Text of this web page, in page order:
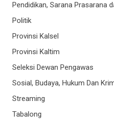
Pendidikan, Sarana Prasarana
Politik
Provinsi Kalsel
Provinsi Kaltim
Seleksi Dewan Pengawas
Sosial, Budaya, Hukum Dan
Streaming
Tabalong